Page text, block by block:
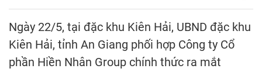
Ngày 22/5, tại đặc khu Kiên Hải, UBND đặc khu
Kiên Hải, tỉnh An Giang phối hợp Công ty Cổ
phần Hiền Nhân Group chính thức ra mắt